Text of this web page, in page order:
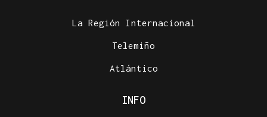
La Región Internacional
Telemiño
Atlántico
INFO